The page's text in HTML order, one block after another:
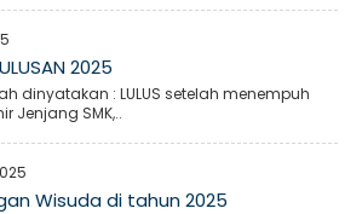
2025
dinyatakan : LULUS setelah menempuh
Jenjang SMK,..
Wisuda di tahun 2025